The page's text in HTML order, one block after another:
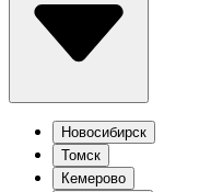
Новосибирск
Томск
Кемерово